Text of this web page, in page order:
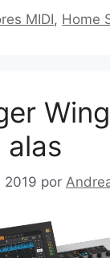
MIDI, Home
alas
2019 por